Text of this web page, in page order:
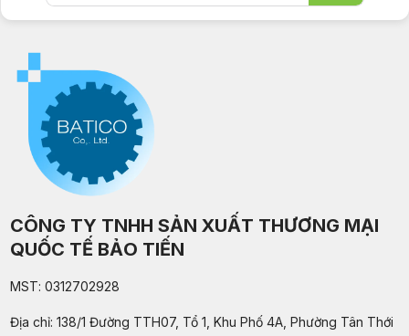
CÔNG TY TNHH SẢN XUẤT THƯƠNG MẠI
QUỐC TẾ BẢO TIẾN
MST: 0312702928
Địa chỉ: 138/1 Đường TTH07, Tổ 1, Khu Phố 4A, Phường Tân Thới